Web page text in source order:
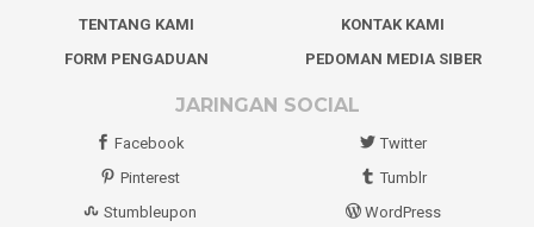
TENTANG KAMI
KONTAK KAMI
FORM PENGADUAN
PEDOMAN MEDIA SIBER
JARINGAN SOCIAL
Facebook
Twitter
Pinterest
Tumblr
Stumbleupon
WordPress